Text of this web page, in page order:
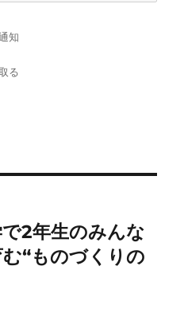
知
る
2年生のみんな
“ものづくりの